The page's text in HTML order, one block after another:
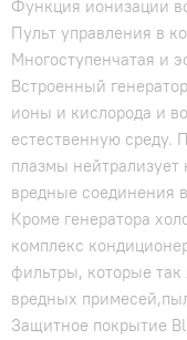
Функция ионизации
Пульт управления в
Многоступенчатая и
Встроенный
ионы и кислорода и
естественную среду.
плазмы
вредные соединения
Кроме генератора
комплекс
фильтры, которые
вредных
Защитное покрытие